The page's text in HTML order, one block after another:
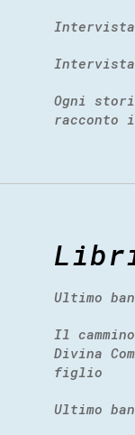
Intervista
Ogni
racconto
Ultimo
Il
Divina
figlio
Ultimo